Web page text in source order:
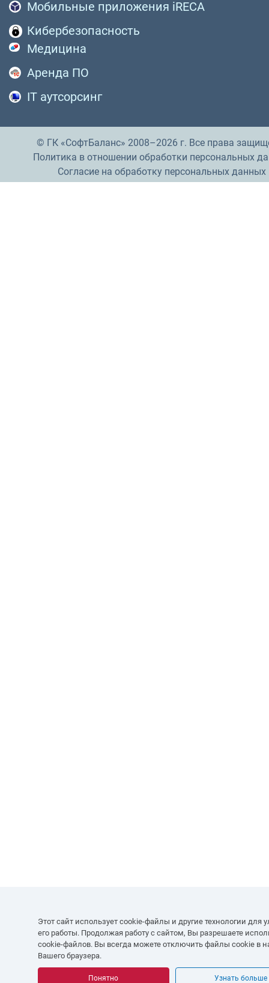
Мобильные приложения iRECA
Кибербезопасность
Медицина
Аренда ПО
IT аутсорсинг
© ГК «СофтБаланс» 2008–2026 г. Все права
Политика в отношении обработки персональных
Согласие на обработку персональных данных
Этот сайт использует cookie-файлы и другие технологии для
его работы. Продолжая работу с сайтом, Вы разрешаете
cookie-файлов. Вы всегда можете отключить файлы cookie в
Вашего браузера.
Понятно Узнать больше